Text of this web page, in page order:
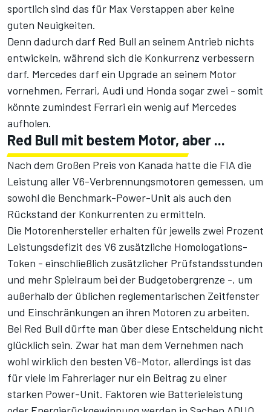
sportlich sind das für Max Verstappen aber keine
guten Neuigkeiten.
Denn dadurch darf Red Bull an seinem Antrieb nichts
entwickeln, während sich die Konkurrenz verbessern
darf. Mercedes darf ein Upgrade an seinem Motor
vornehmen, Ferrari, Audi und Honda sogar zwei - somit
könnte zumindest Ferrari ein wenig auf Mercedes
aufholen.
Red Bull mit bestem Motor, aber ...
Nach dem Großen Preis von Kanada hatte die FIA die
Leistung aller V6-Verbrennungsmotoren gemessen, um
sowohl die Benchmark-Power-Unit als auch den
Rückstand der Konkurrenten zu ermitteln.
Die Motorenhersteller erhalten für jeweils zwei Prozent
Leistungsdefizit des V6 zusätzliche Homologations-
Token - einschließlich zusätzlicher Prüfstandsstunden
und mehr Spielraum bei der Budgetobergrenze -, um
außerhalb der üblichen reglementarischen Zeitfenster
und Einschränkungen an ihren Motoren zu arbeiten.
Bei Red Bull dürfte man über diese Entscheidung nicht
glücklich sein. Zwar hat man dem Vernehmen nach
wohl wirklich den besten V6-Motor, allerdings ist das
für viele im Fahrerlager nur ein Beitrag zu einer
starken Power-Unit. Faktoren wie Batterieleistung